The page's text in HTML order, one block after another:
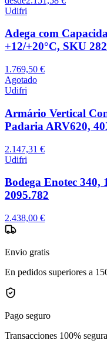
Udifri
Adega com
+12/+20°C, SKU
1.769,50 €
Agotado
Udifri
Armário Vertical
Padaria ARV620,
2.147,31 €
Udifri
Bodega Enotec 340,
2095.782
2.438,00 €
Envio gratis
En pedidos superiores a
Pago seguro
Transacciones 100%